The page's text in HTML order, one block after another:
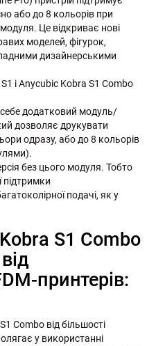
або до 8 кольорів при
Це відкриває нові
моделей, фігурок,
дизайнерськими
і Anycubic Kobra S1 Combo
додатковий модуль/
дозволяє друкувати
одразу, або до 8 кольорів
без цього модуля. Тобто
підтримки
подачі, як у
S1 Combo
принтерів:
Combo від більшості
у використанні